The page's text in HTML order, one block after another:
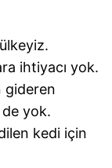
ihtiyacı yok.
gideren
yok.
kedi için